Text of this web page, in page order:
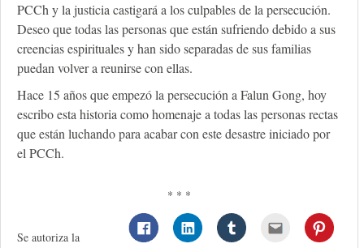
PCCh y la justicia castigará a los culpables de la persecución.
Deseo que todas las personas que están sufriendo debido a sus
creencias espirituales y han sido separadas de sus familias
puedan volver a reunirse con ellas.
Hace 15 años que empezó la persecución a Falun Gong, hoy
escribo esta historia como homenaje a todas las personas rectas
que están luchando para acabar con este desastre iniciado por
el PCCh.
* * *
Se autoriza la